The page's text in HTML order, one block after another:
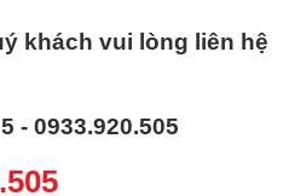
khách vui lòng liên hệ
- 0933.920.505